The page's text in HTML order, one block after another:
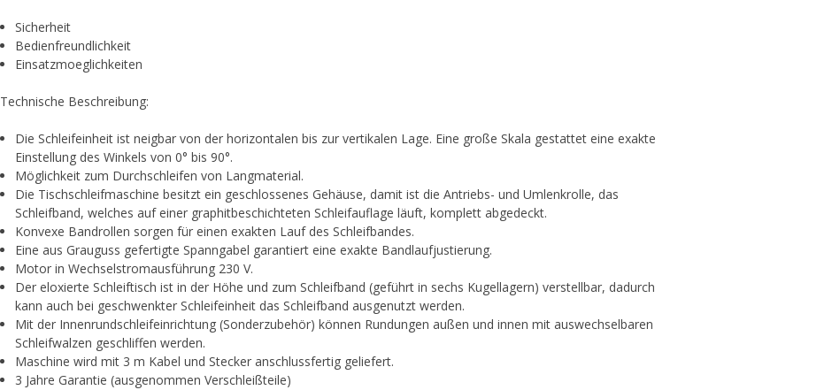
Sicherheit
Bedienfreundlichkeit
Einsatzmoeglichkeiten
Technische Beschreibung:
Die Schleifeinheit ist neigbar von der horizontalen bis zur vertikalen Lage. Eine große Skala gestattet eine exakte
Einstellung des Winkels von 0° bis 90°.
Möglichkeit zum Durchschleifen von Langmaterial.
Die Tischschleifmaschine besitzt ein geschlossenes Gehäuse, damit ist die Antriebs- und Umlenkrolle, das
Schleifband, welches auf einer graphitbeschichteten Schleifauflage läuft, komplett abgedeckt.
Konvexe Bandrollen sorgen für einen exakten Lauf des Schleifbandes.
Eine aus Grauguss gefertigte Spanngabel garantiert eine exakte Bandlaufjustierung.
Motor in Wechselstromausführung 230 V.
Der eloxierte Schleiftisch ist in der Höhe und zum Schleifband (geführt in sechs Kugellagern) verstellbar, dadurch
kann auch bei geschwenkter Schleifeinheit das Schleifband ausgenutzt werden.
Mit der Innenrundschleifeinrichtung (Sonderzubehör) können Rundungen außen und innen mit auswechselbaren
Schleifwalzen geschliffen werden.
Maschine wird mit 3 m Kabel und Stecker anschlussfertig geliefert.
3 Jahre Garantie (ausgenommen Verschleißteile)